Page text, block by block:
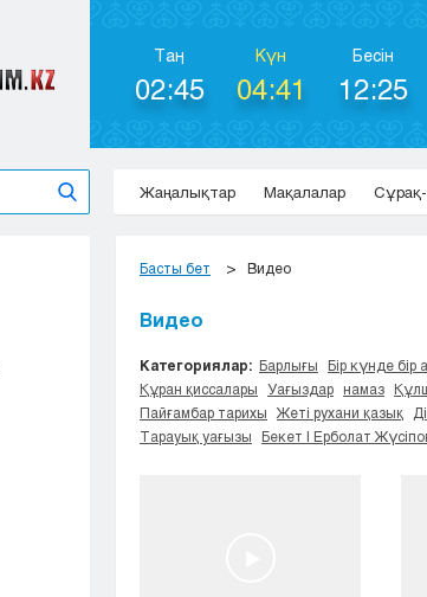
Таң
02:45
Күн
04:41
Бесін
12:25
Жаңалықтар Мақалалар
Басты бет Видео
Видео
Категориялар: Барлығы Бір күнде бір
Құран қиссалары
Уағыздар намаз
Пайғамбар тарихы
Жеті рухани қазық
Тарауық уағызы
Бекет | Ерболат